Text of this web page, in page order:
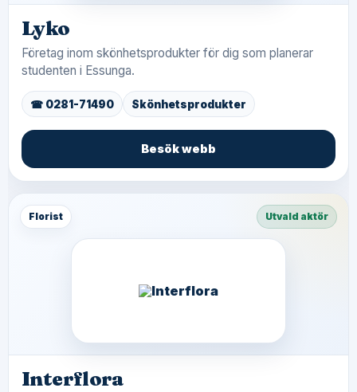
Lyko
Företag inom skönhetsprodukter för dig som planerar
studenten i Essunga.
☎ 0281-71490 Skönhetsprodukter
Besök webb
Florist Utvald aktör
Interflora